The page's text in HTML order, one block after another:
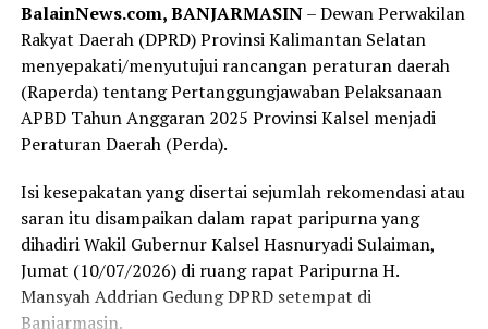
BalainNews.com, BANJARMASIN– Dewan Perwakilan
Rakyat Daerah (DPRD) Provinsi Kalimantan Selatan
menyepakati/menyutujui rancangan peraturan daerah
(Raperda) tentang Pertanggungjawaban Pelaksanaan
APBD Tahun Anggaran 2025 Provinsi Kalsel menjadi
Peraturan Daerah (Perda).
Isi kesepakatan yang disertai sejumlah rekomendasi atau
saran itu disampaikan dalam rapat paripurna yang
dihadiri Wakil Gubernur Kalsel Hasnuryadi Sulaiman,
Jumat (10/07/2026) di ruang rapat Paripurna H.
Mansyah Addrian Gedung DPRD setempat di
Banjarmasin.